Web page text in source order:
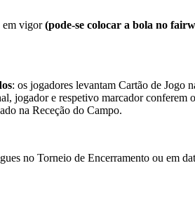
em vigor(pode-se colocar a bola no
: os jogadores levantam Cartão de Jogo
jogador e respetivo marcador conferem
na Receção do Campo.
no Torneio de Encerramento ou em